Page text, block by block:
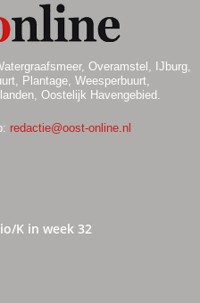
Overamstel, IJburg,
Plantage, Weesperbuurt,
Oostelijk Havengebied.
redactie@oost-online.nl
K in week 32